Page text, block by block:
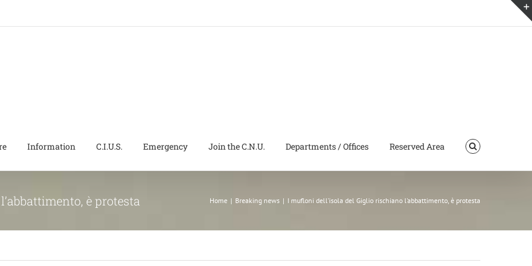
Information C.I.U.S. Emergency Join the C.N.U. Departments / Offices Reserved Area
è protesta Home | Breaking news | I mufloni dell’isola del Giglio rischiano l’abbattimento, è protesta